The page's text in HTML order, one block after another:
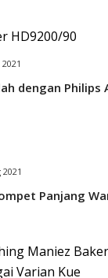
dengan Philips
Panjang